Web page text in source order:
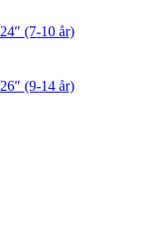
24″ (7-10 år)
26″ (9-14 år)